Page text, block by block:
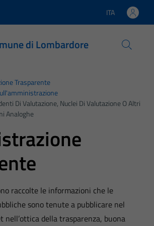
Lingua attiva:
ITA
di Lombardore
Trasparente
Di Valutazione, Nuclei Di Valutazione O Altri
Analoghe
raccolte le informazioni che le
sono tenute a pubblicare nel
della trasparenza, buona